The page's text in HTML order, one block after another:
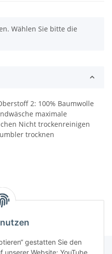
Wählen Sie bitte die
2: 100% Baumwolle
maximale
Nicht trockenreinigen
trocknen
gestatten Sie den